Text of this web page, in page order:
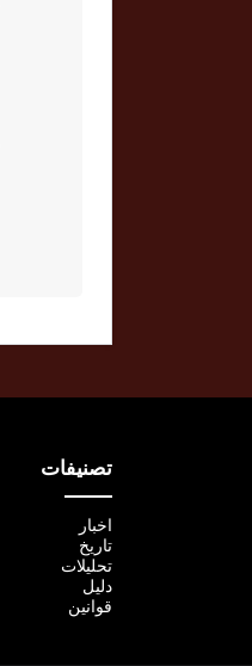
تصنيفات
اخبار
تاريخ
تحليلات
دليل
قوانين